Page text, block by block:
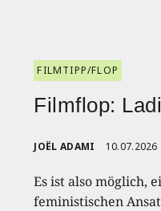
FILMTIPP/FLOP
Filmflop:
JOËL ADAMI 10.07.2026
Es ist also möglich,
feministischen